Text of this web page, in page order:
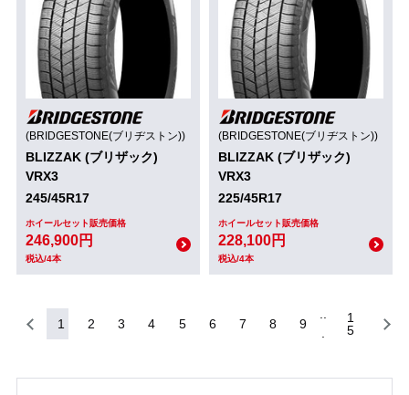
(BRIDGESTONE(ブリヂストン))
BLIZZAK (ブリザック)
VRX3
245/45R17
ホイールセット販売価格
246,900円
税込/4本
(BRIDGESTONE(ブリヂストン))
BLIZZAK (ブリザック)
VRX3
225/45R17
ホイールセット販売価格
228,100円
税込/4本
1 2 3 4 5 6 7 8 9
1
5